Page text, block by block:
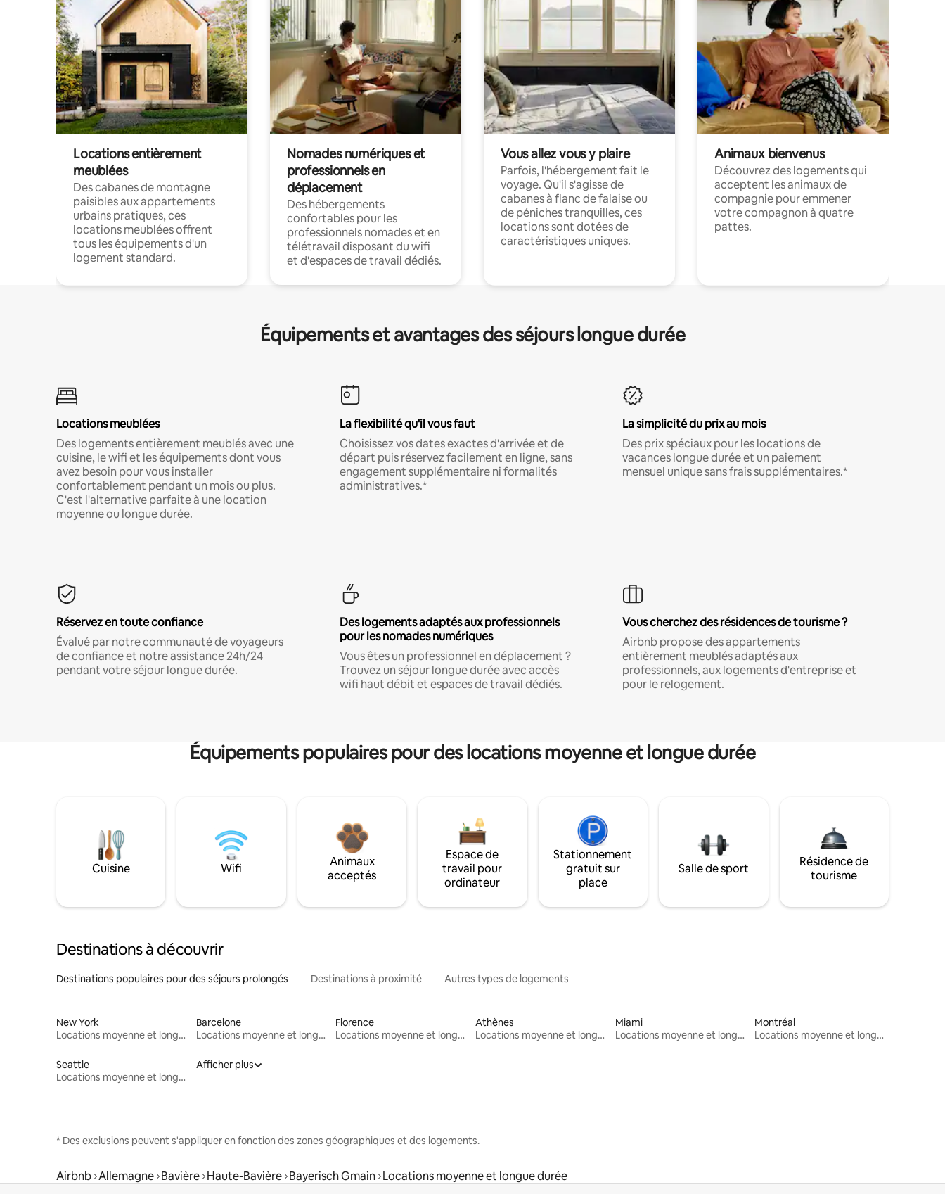
Locations entièrement
meublées
Des cabanes de montagne
paisibles aux appartements
urbains pratiques, ces
locations meublées offrent
tous les équipements d'un
logement standard.
Nomades numériques et
professionnels en
déplacement
Des hébergements
confortables pour les
professionnels nomades et en
télétravail disposant du wifi
et d'espaces de travail dédiés.
Vous allez vous y plaire
Parfois, l'hébergement fait le
voyage. Qu'il s'agisse de
cabanes à flanc de falaise ou
de péniches tranquilles, ces
locations sont dotées de
caractéristiques uniques.
Animaux bienvenus
Découvrez des logements qui
acceptent les animaux de
compagnie pour emmener
votre compagnon à quatre
pattes.
Équipements et avantages des séjours longue durée
Locations meublées
Des logements entièrement meublés avec une
cuisine, le wifi et les équipements dont vous
avez besoin pour vous installer
confortablement pendant un mois ou plus.
C'est l'alternative parfaite à une location
moyenne ou longue durée.
La flexibilité qu'il vous faut
Choisissez vos dates exactes d'arrivée et de
départ puis réservez facilement en ligne, sans
engagement supplémentaire ni formalités
administratives.*
La simplicité du prix au mois
Des prix spéciaux pour les locations de
vacances longue durée et un paiement
mensuel unique sans frais supplémentaires.*
Réservez en toute confiance
Évalué par notre communauté de voyageurs
de confiance et notre assistance 24h/24
pendant votre séjour longue durée.
Des logements adaptés aux professionnels
pour les nomades numériques
Vous êtes un professionnel en déplacement ?
Trouvez un séjour longue durée avec accès
wifi haut débit et espaces de travail dédiés.
Vous cherchez des résidences de tourisme ?
Airbnb propose des appartements
entièrement meublés adaptés aux
professionnels, aux logements d'entreprise et
pour le relogement.
Équipements populaires pour des locations moyenne et longue durée
Cuisine Wifi
Animaux
acceptés
Espace de
travail pour
ordinateur
Stationnement
gratuit sur
place
Salle de sport
Résidence de
tourisme
Destinations à découvrir
Destinations populaires pour des séjours prolongés Destinations à proximité Autres types de logements
New York
Locations moyenne et longue durée
Barcelone
Locations moyenne et longue durée
Florence
Locations moyenne et longue durée
Athènes
Locations moyenne et longue durée
Miami
Locations moyenne et longue durée
Montréal
Locations moyenne et longue durée
Seattle
Locations moyenne et longue durée
Afficher plus
* Des exclusions peuvent s'appliquer en fonction des zones géographiques et des logements.
Airbnb Allemagne Bavière Haute-Bavière Bayerisch Gmain Locations moyenne et longue durée